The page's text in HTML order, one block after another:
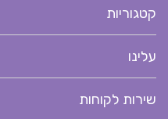
קטגוריות
עלינו
שירות לקוחות